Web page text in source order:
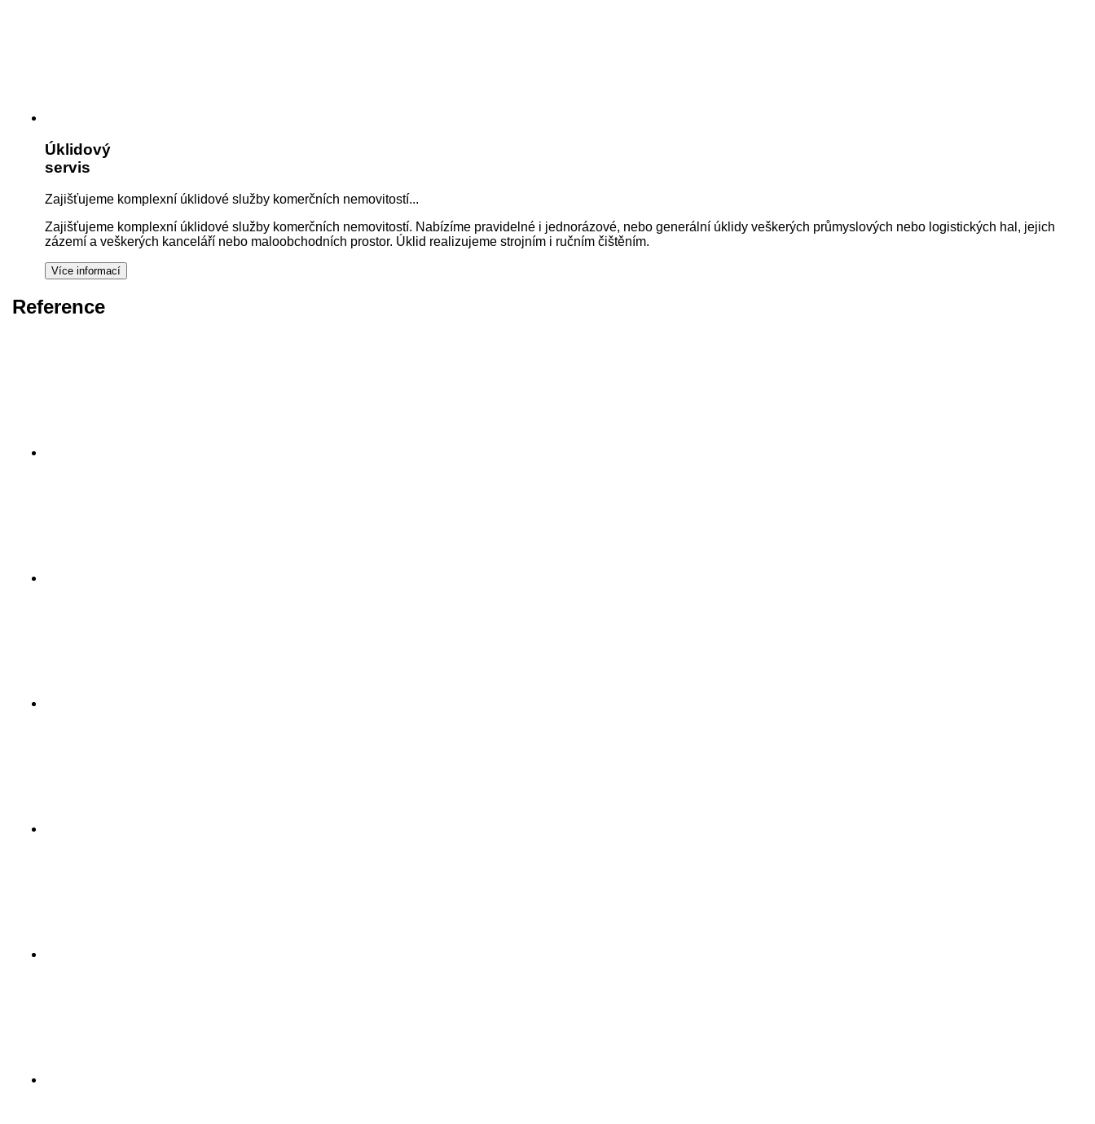
Úklidový
servis
Zajišťujeme komplexní úklidové služby komerčních nemovitostí...
Zajišťujeme komplexní úklidové služby komerčních nemovitostí. Nabízíme pravidelné i jednorázové, nebo generální úklidy veškerých průmyslových nebo logistických hal, jejich
zázemí a veškerých kanceláří nebo maloobchodních prostor. Úklid realizujeme strojním i ručním čištěním.
Reference